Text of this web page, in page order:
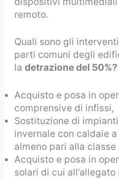
remoto.
Quali sono gli
parti comuni degli
ladetrazione del 50%?
Acquisto e posa in
comprensive di infissi,
Sostituzione di
invernale con caldaie
almeno pari alla classe
Acquisto e posa in
solari di cui